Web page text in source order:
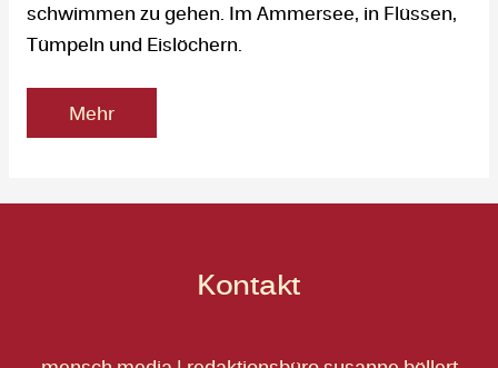
schwimmen zu gehen. Im Ammersee, in Flüssen,
Tümpeln und Eislöchern.
Mehr
Kontakt